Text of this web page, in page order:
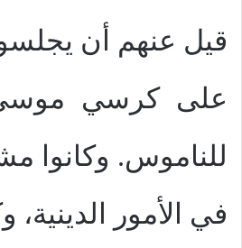
قيل عنهم أن
على كرسي
للناموس. وكانوا
في الأمور الدينية،